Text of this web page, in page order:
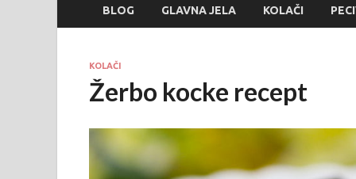
BLOG GLAVNA JELA KOLAČI
KOLAČI
Žerbo kocke recept